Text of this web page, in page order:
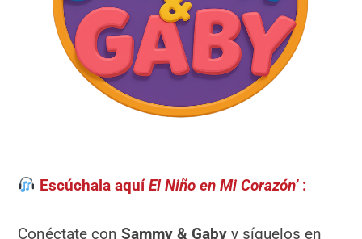
Escúchala aquíEl Niño en Mi Corazón’:
Conéctate conSammy & Gaby y síguelos en